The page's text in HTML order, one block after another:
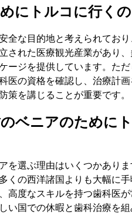
にトルコに行く
全な目的地と考えられてお
された医療観光産業があり
ージを提供しています。た
医の資格を確認し、治療計
策を講じることが重要です。
ベニアのために
を選ぶ理由はいくつかあり
くの西洋諸国よりも大幅に
高度なスキルを持つ歯科医
い国での休暇と歯科治療を
メールア